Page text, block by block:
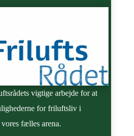
vigtige arbejde for at
for friluftsliv i
fælles arena.